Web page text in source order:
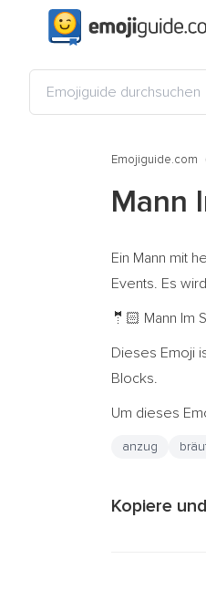
Emojiguide.com
Mann
Ein Mann mit
Events. Es
🤵🏻 Mann Im
Dieses Emoji
Blocks.
Um dieses
anzug
Kopiere